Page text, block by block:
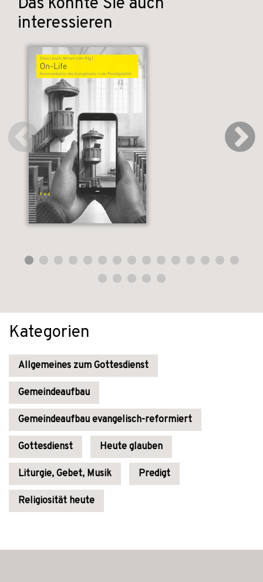
interessieren
Kategorien
Allgemeines zum Gottesdienst
Gemeindeaufbau
Gemeindeaufbau evangelisch-reformiert
Gottesdienst Heute glauben
Liturgie, Gebet, Musik Predigt
Religiosität heute